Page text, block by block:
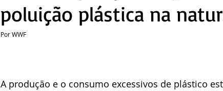
poluição plástica na
Por WWF
A produção e o consumo excessivos de plástico